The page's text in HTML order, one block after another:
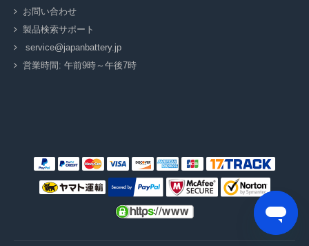
お問い合わせ
製品検索サポート
service@japanbattery.jp
営業時間: 午前9時～午後7時